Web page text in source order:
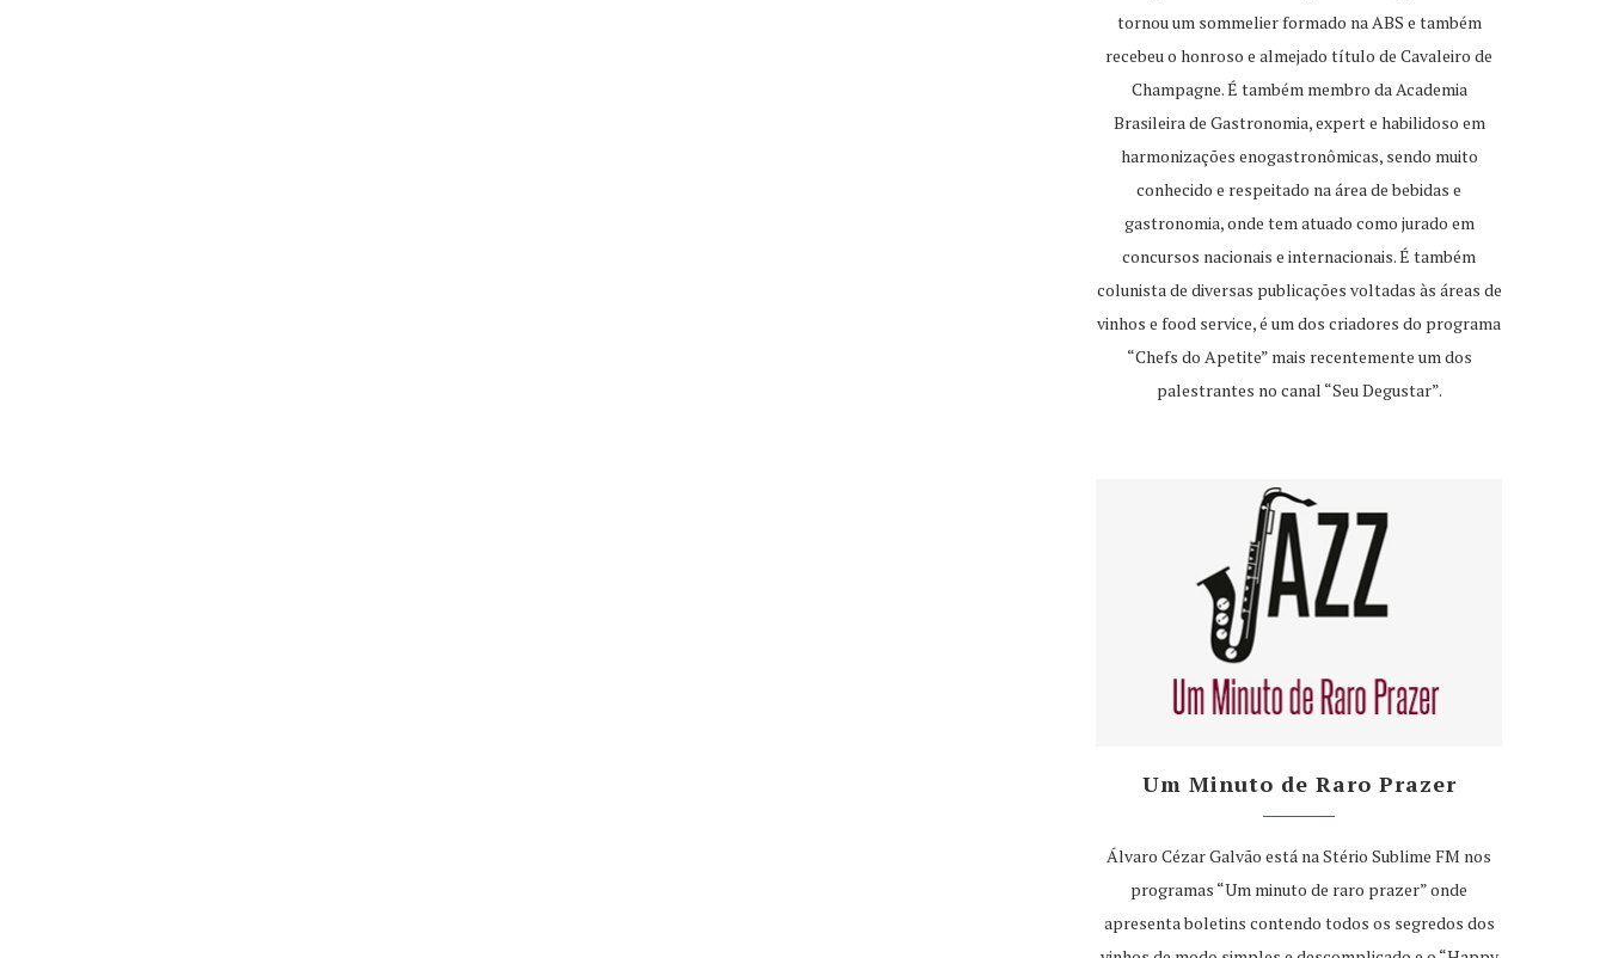
tornou um sommelier formado na ABS e também
recebeu o honroso e almejado título de Cavaleiro de
Champagne. É também membro da Academia
Brasileira de Gastronomia, expert e habilidoso em
harmonizações enogastronômicas, sendo muito
conhecido e respeitado na área de bebidas e
gastronomia, onde tem atuado como jurado em
concursos nacionais e internacionais. É também
colunista de diversas publicações voltadas às áreas de
vinhos e food service, é um dos criadores do programa
“Chefs do Apetite” mais recentemente um dos
palestrantes no canal “Seu Degustar”.
Um Minuto de Raro Prazer
Álvaro Cézar Galvão está na Stério Sublime FM nos
programas “Um minuto de raro prazer” onde
apresenta boletins contendo todos os segredos dos